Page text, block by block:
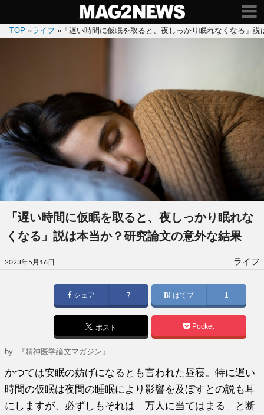
TOP »ライフ » 「遅い時間に仮眠を取ると、夜しっかり眠れなくなる」
「遅い時間に仮眠を取ると、夜しっかり眠れな
くなる」説は本当か？研究論文の意外な結果
投
稿
2023年5月16日 ライフ
シェア 7 はてブ 1
ポスト Pocket
by 『精神医学論文マガジン』
かつては安眠の妨げになるとも言われた昼寝。特に遅い
時間の仮眠は夜間の睡眠により影響を及ぼすとの説も耳
にしますが、必ずしもそれは「万人に当てはまる」と断